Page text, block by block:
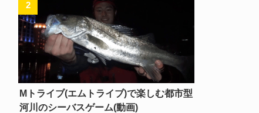
Mトライブ(エムトライブ)で楽しむ都市型
河川のシーバスゲーム(動画)